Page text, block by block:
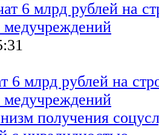
6 млрд рублей на
медучреждений